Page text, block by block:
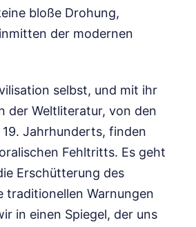
bloße Drohung,
der modernen
selbst, und mit ihr
der Weltliteratur, von den
Jahrhunderts, finden
Fehltritts. Es geht
Erschütterung des
traditionellen Warnungen
in einen Spiegel, der uns